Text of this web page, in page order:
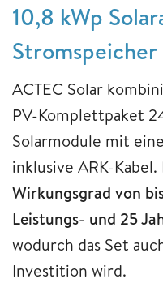
10,8 kWp
Stromspeicher
ACTEC Solar
PV-Komplettpaket
Solarmodule mit
inklusive ARK-
Wirkungsgrad von
Leistungs- und 25
wodurch das Set
Investition wird.